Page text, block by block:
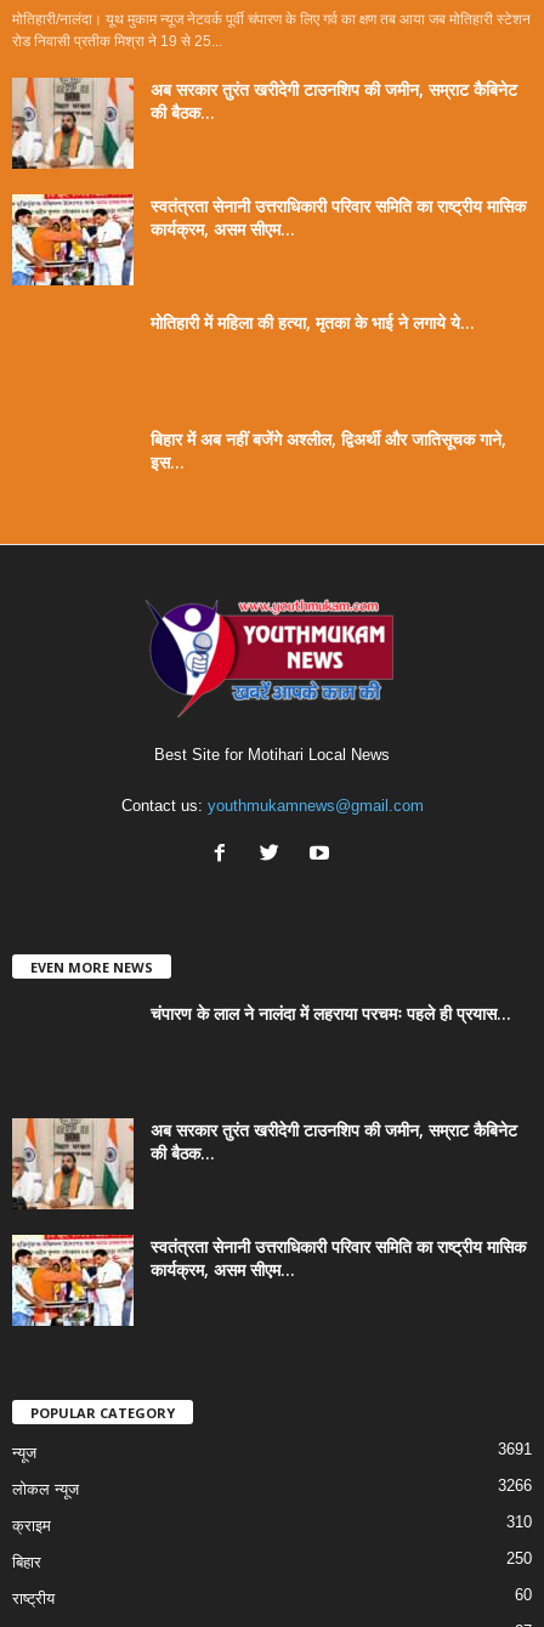
मोतिहारी/नालंदा। यूथ मुकाम न्यूज नेटवर्क पूर्वी चंपारण के लिए गर्व का क्षण तब आया जब मोतिहारी स्टेशन
रोड निवासी प्रतीक मिश्रा ने 19 से 25...
अब सरकार तुरंत खरीदेगी टाउनशिप की जमीन, सम्राट कैबिनेट
की बैठक...
स्वतंत्रता सेनानी उत्तराधिकारी परिवार समिति का राष्ट्रीय मासिक
कार्यक्रम, असम सीएम...
मोतिहारी में महिला की हत्या, मृतका के भाई ने लगाये ये...
बिहार में अब नहीं बजेंगे अश्लील, द्विअर्थी और जातिसूचक गाने,
इस...
Best Site for Motihari Local News
Contact us: youthmukamnews@gmail.com
EVEN MORE NEWS
चंपारण के लाल ने नालंदा में लहराया परचमः पहले ही प्रयास...
अब सरकार तुरंत खरीदेगी टाउनशिप की जमीन, सम्राट कैबिनेट
की बैठक...
स्वतंत्रता सेनानी उत्तराधिकारी परिवार समिति का राष्ट्रीय मासिक
कार्यक्रम, असम सीएम...
POPULAR CATEGORY
न्यूज 3691
लोकल न्यूज 3266
क्राइम 310
बिहार 250
राष्ट्रीय 60